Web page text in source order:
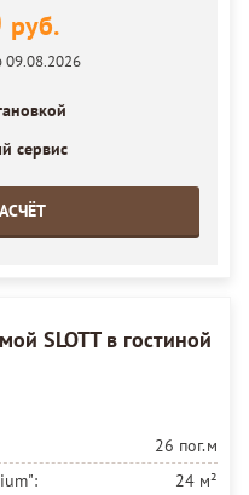
руб.
09.08.2026
сервис
SLOTT в гостиной
26 пог.м
24 м²